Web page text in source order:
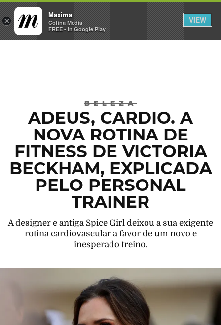
×
Maxima
Cofina Media
FREE - In Google Play
VIEW
INICIAR SESSÃO
BELEZA
ADEUS, CARDIO. A
NOVA ROTINA DE
FITNESS DE VICTORIA
BECKHAM, EXPLICADA
PELO PERSONAL
TRAINER
A designer e antiga Spice Girl deixou a sua exigente
rotina cardiovascular a favor de um novo e
inesperado treino.